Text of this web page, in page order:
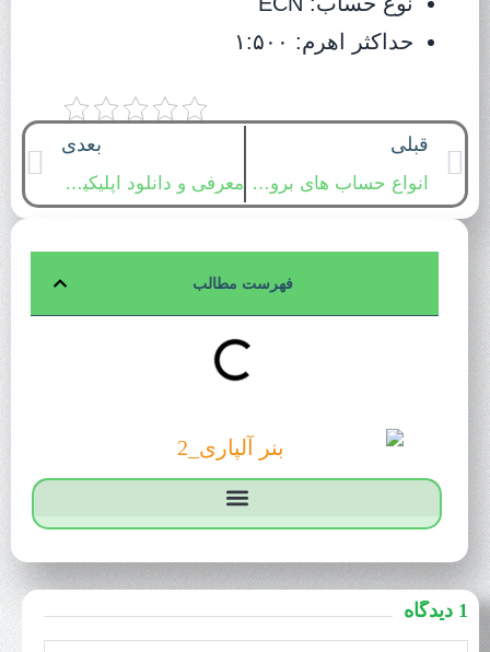
حداکثر اهرم: ۱:۵۰۰
قبلی
انواع حساب های بروکر لایت فارکس – لایت فایننس
بعدی
معرفی و دانلود اپلیکیشن آمارکتس
فهرست مطالب
1 دیدگاه